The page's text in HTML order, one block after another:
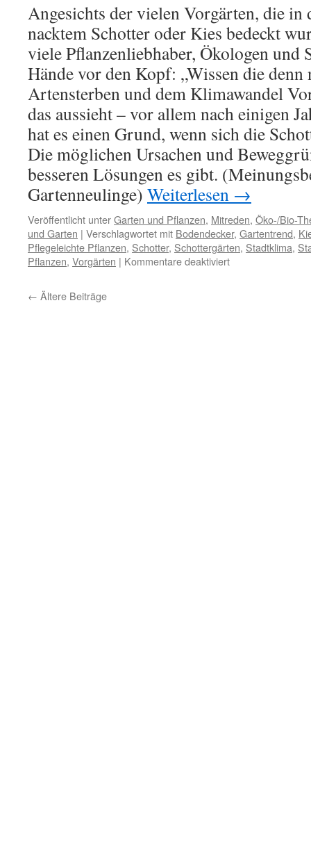
Angesichts der vielen Vorgärten, die in
nacktem Schotter oder Kies bedeckt
viele Pflanzenliebhaber, Ökologen und
Hände vor den Kopf: „Wissen die denn
Artensterben und dem Klimawandel
das aussieht – vor allem nach einigen
hat es einen Grund, wenn sich die
Die möglichen Ursachen und
besseren Lösungen es gibt.
Gartenneulinge) Weiterlesen →
Veröffentlicht unterGarten und Pflanzen, Mitreden, Öko-/Bio-
und Garten | Verschlagwortet mit Bodendecker, Gartentrend,
Pflegeleichte Pflanzen, Schotter, Schottergärten, Stadtklima,
Pflanzen, Vorgärten | Kommentare deaktiviert
← Ältere Beiträge